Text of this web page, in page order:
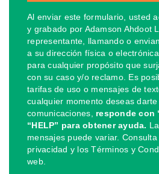
Al enviar este formulario, usted
y grabado por Adamson Ahdoot
representante, llamando o
a su dirección física o
para cualquier propósito que
con su caso y/o reclamo. Es
tarifas de uso o mensajes de
cualquier momento deseas
comunicaciones, responde con
“HELP” para obtener ayuda.
mensajes puede variar.
privacidad y los Términos y
web.